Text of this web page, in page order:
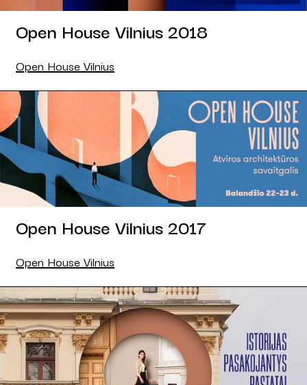
Open House Vilnius 2018
Open House Vilnius
Open House Vilnius 2017
Open House Vilnius